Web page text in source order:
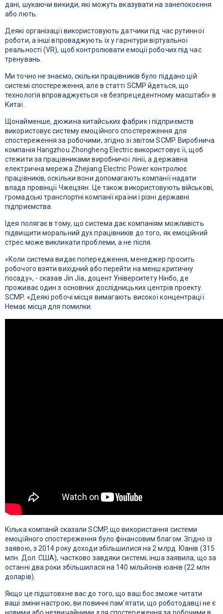
дані, шукаючи викиди, які можуть вказувати на занепокоєння
або лють.
Деякі організації використовують датчики під час рутинної
роботи, а інші впроваджують їх у гарнітури віртуальної
реальності (VR), щоб контролювати емоції робочих під час
тренувань.
Ми точно не знаємо, скільки працівників було піддано цій
системі спостереження, але в статті SCMP йдеться, що
технологія впроваджується «в безпрецедентному масштабі» в
Китаї.
Щонайменше, дюжина китайських фабрик і підприємств
використовує систему емоційного спостереження для
спостереження за робочими, згідно зі звітом SCMP. Виробнича
компанія Hangzhou Zhongheng Electric використовує її, щоб
стежити за працівниками виробничої лінії, а державна
електрична мережа Zhejiang Electric Power контролює
працівників, оскільки вони допомагають компанії надати
влада провінції Чжецзян. Це також використовують військові,
громадські транспортні компанії країни і різні державні
підприємства.
Ідея полягає в тому, що система дає компаніям можливість
підвищити моральний дух працівників до того, як емоційний
стрес може викликати проблеми, а не після.
«Коли система видає попередження, менеджер просить
робочого взяти вихідний або перейти на менш критичну
посаду», - сказав Jin Jia, доцент Університету Нінбо, де
проживає один з основних дослідницьких центрів проекту.
SCMP. «Деякі робочі місця вимагають високої концентрації.
Немає місця для помилки.
Кілька компаній сказали SCMP, що використання системи
емоційного спостереження було фінансовим благом. Згідно із
заявою, з 2014 року доходи збільшилися на 2 млрд. Юанів (315
млн. Дол. США), частково завдяки системі; інша заявила, що за
останні два роки збільшилася на 140 мільйонів юанів (22 млн
доларів).
Якщо це підштовхне вас до того, що ваш бос зможе читати
ваші зміни настрою, ви повинні пам'ятати, що роботодавці не є